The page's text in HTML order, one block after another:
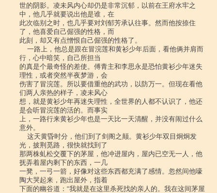
世的阴影。凌未风内心却仍是非常沉郁，以前在王府水牢之
中，他几乎就要说出他是谁，在
此次临别之时，也几乎要对刘郁芳承认往事。然而他按捺住
了，他喜爱自己倔强的性格，而
此刻，却又有点憎恨自己倔强的性格了。
行，心中暗笑，自己所担当
的真是个最奇怪的差使。傅青主和李思永是恐怕黄衫少年迷失
理性，或者突然半夜梦游，会
伤害了冒浣莲。所以要借重他的武功，以防万一。但现在看他
们两人亲热的样子，凌未风心
想，就是黄衫少年再迷失理性，全世界的人都不认识了，他还
是会听冒浣莲的活的。而事实
上，一路行来黄衫少年也是一天比一天清醒，并没有闹过什么
意外。
光，披荆觅路，很快就找到了
那两株虬松交覆下的茅屋，他冲进屋内，屋内已空无一人，他
抚弄着屋内剩下的东西，一几
一凳，一弓一箭，好像对这些东西都充满了感情。忽然间他嚎
陶大哭起来，跑出屋外，指着
下面的幽谷道：“我就是在这里杀死找的亲人的。我在这间茅屋